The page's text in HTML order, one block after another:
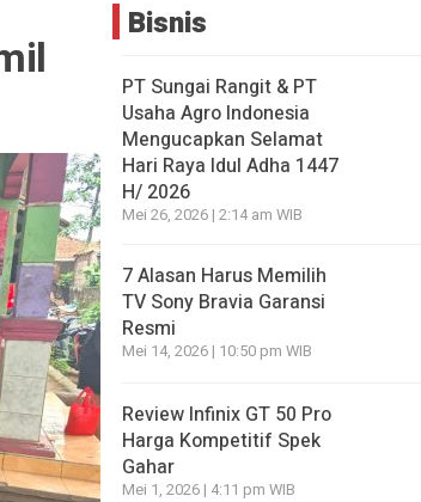
Bisnis
PT Sungai Rangit & PT
Usaha Agro Indonesia
Mengucapkan Selamat
Hari Raya Idul Adha 1447
H/ 2026
Mei 26, 2026 | 2:14 am WIB
7 Alasan Harus Memilih
TV Sony Bravia Garansi
Resmi
Mei 14, 2026 | 10:50 pm WIB
Review Infinix GT 50 Pro
Harga Kompetitif Spek
Gahar
Mei 1, 2026 | 4:11 pm WIB